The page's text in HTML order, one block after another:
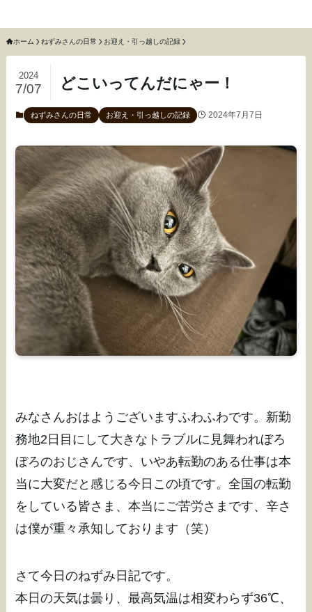
ホーム ねずみさんの日常 お迎え・引っ越しの記録
どこいってんだにゃー！
2024
7/07
ねずみさんの日常 お迎え・引っ越しの記録 2024年7月7日
みなさんおはようございますふわふわです。新勤
務地2日目にして大きなトラブルに見舞われぼろ
ぼろのおじさんです、いやあ転勤のある仕事は本
当に大変だと感じる今日この頃です。全国の転勤
をしている皆さま、本当にご苦労さまです、辛さ
は僕が重々承知しております（笑）
さて今日のねずみ日記です。
本日の天気は曇り、最高気温は相変わらず36℃、